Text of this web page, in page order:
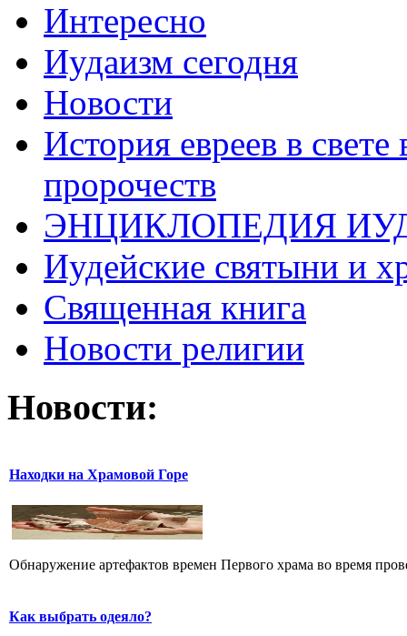
Интересно
Иудаизм сегодня
Новости
История евреев в
пророчеств
ЭНЦИКЛОПЕДИЯ
Иудейские святыни и
Священная книга
Новости религии
Новости:
Находки на Храмовой Горе
Обнаружение артефактов времен Первого храма во время
Как выбрать одеяло?